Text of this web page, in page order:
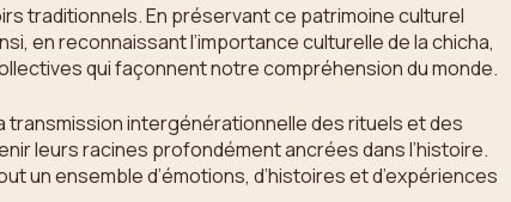
traditionnels. En préservant ce patrimoine culturel
en reconnaissant l’importance culturelle de la chicha,
qui façonnent notre compréhension du monde.
transmission intergénérationnelle des rituels et des
leurs racines profondément ancrées dans l’histoire.
un ensemble d’émotions, d’histoires et d’expériences